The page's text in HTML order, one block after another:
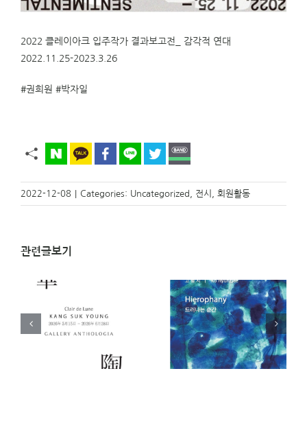
2022 클레이아크 입주작가 결과보고전_ 감각적 연대
2022.11.25-2023.3.26
#권희원 #박자일
2022-12-08 Categories: Uncategorized 전시 회원활동
관련글보기
[전시 안내]
Hierophany 드러나는
순간 _ 고형지 개인전
[전시 안내] 아주 오래
된 오브제전 _ 오은교
(23기) 개인전